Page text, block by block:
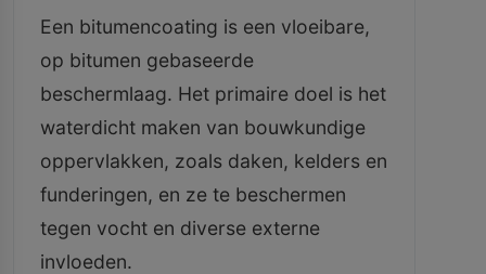
Een bitumencoating is een vloeibare,
op bitumen gebaseerde
beschermlaag. Het primaire doel is het
waterdicht maken van bouwkundige
oppervlakken, zoals daken, kelders en
funderingen, en ze te beschermen
tegen vocht en diverse externe
invloeden.